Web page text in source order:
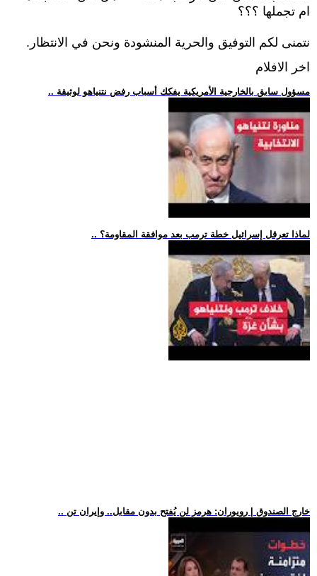
ام تجملها ؟؟؟
نتمنى لكم التوفيق والحرية المنشودة ونحن في الانتظار.
اخر الافلام
.. مسؤول سابق بالخارجية الأمريكية يفكك أسباب رفض نتنياهو لوثيقة
.. لماذا تعرقل إسرائيل خطة ترمب بعد موافقة المقاومة؟
.. خارج الصندوق | رويوران: هرمز لن يُفتح بدون مقابل.. وإيران تن